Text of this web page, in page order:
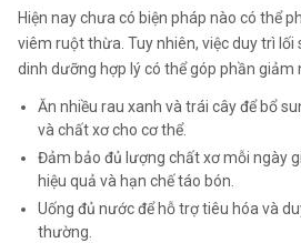
Hiện nay chưa có biện pháp nào có thể
viêm ruột thừa. Tuy nhiên, việc duy trì lối
dinh dưỡng hợp lý có thể góp phần giảm
Ăn nhiều rau xanh và trái cây để bổ
và chất xơ cho cơ thể.
Đảm bảo đủ lượng chất xơ mỗi ngày
hiệu quả và hạn chế táo bón.
Uống đủ nước để hỗ trợ tiêu hóa và
thường.